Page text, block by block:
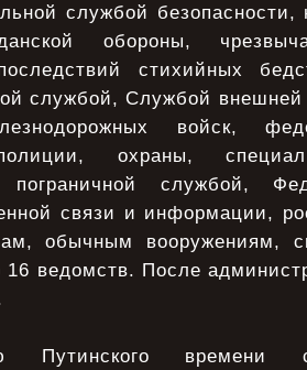
службой
обороны,
стихийных
службой, Службой
войск,
охраны,
пограничной службой,
связи и информации,
обычным вооружениям,
16 ведомств. После
Путинского времени